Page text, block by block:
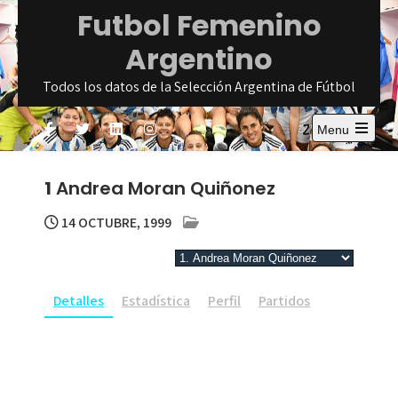
Skip
to
content
Futbol Femenino
Argentino
Todos los datos de la Selección Argentina de Fútbol
Menu
Open
1 Andrea Moran Quiñonez
14 OCTUBRE, 1999
Detalles Estadística Perfil Partidos